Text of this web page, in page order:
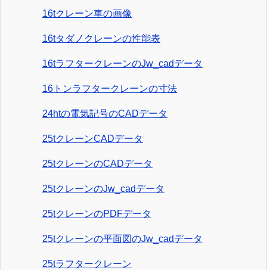
16tクレーン車の画像
16tタダノクレーンの性能表
16tラフタークレーンのJw_cadデータ
16トンラフタークレーンの寸法
24htの電気記号のCADデータ
25tクレーンCADデータ
25tクレーンのCADデータ
25tクレーンのJw_cadデータ
25tクレーンのPDFデータ
25tクレーンの平面図のJw_cadデータ
25tラフタークレーン